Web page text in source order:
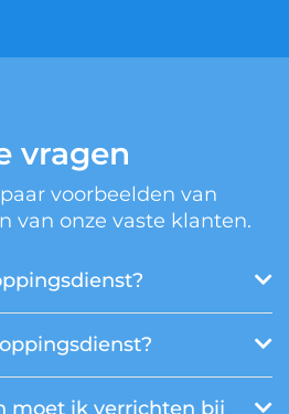
vragen
voorbeelden van
van onze vaste klanten.
moet ik verrichten bij